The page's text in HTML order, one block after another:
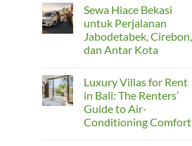
dan
Aman
on
Perjalanan
Rombongan
2026:
Sewa
Jadi
Solusi
Taktis
Transportasi
Surabaya-
Malang
Sewa Hiace Bekasi
untuk Perjalanan
Jabodetabek, Cirebon,
dan Antar Kota
on
Sewa
Hiace
Bekasi
untuk
Perjalanan
Luxury Villas for Rent
in Bali: The Renters’
Guide to Air-
Conditioning Comfort